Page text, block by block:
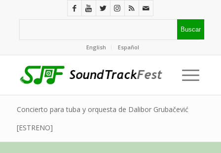
English Español
Concierto para tuba y orquesta de Dalibor Grubačević
[ESTRENO]